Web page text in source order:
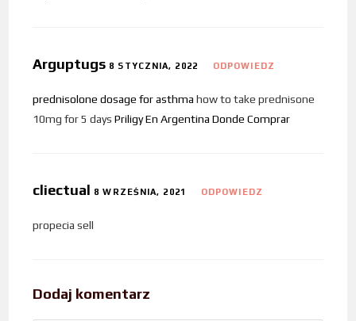
Arguptugs 8 STYCZNIA, 2022 ODPOWIEDZ
prednisolone dosage for asthmahow to take prednisone
10mg for 5 days Priligy En Argentina Donde Comprar
cliectual 8 WRZEŚNIA, 2021 ODPOWIEDZ
propecia sell
Dodaj komentarz